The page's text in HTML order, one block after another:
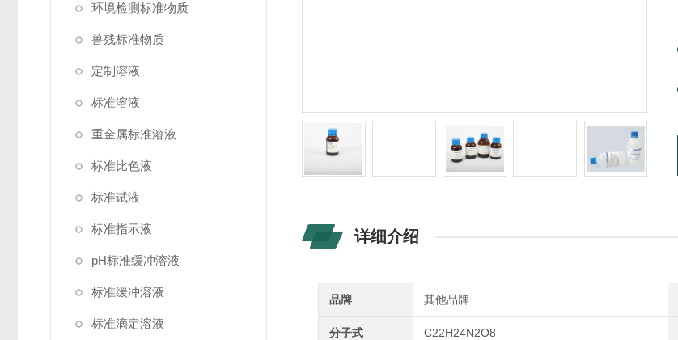
环境检测标准物质
兽残标准物质
定制溶液
标准溶液
重金属标准溶液
标准比色液
标准试液
标准指示液
pH标准缓冲溶液
标准缓冲溶液
标准滴定溶液
详细介绍
品牌 其他品牌
分子式 C22H24N2O8